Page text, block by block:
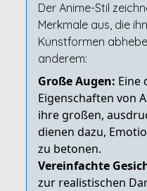
Der Anime-Stil
Merkmale aus, die
Kunstformen
anderem:
Große Augen: Eine
Eigenschaften von
ihre großen,
dienen dazu,
zu betonen.
Vereinfachte
zur realistischen